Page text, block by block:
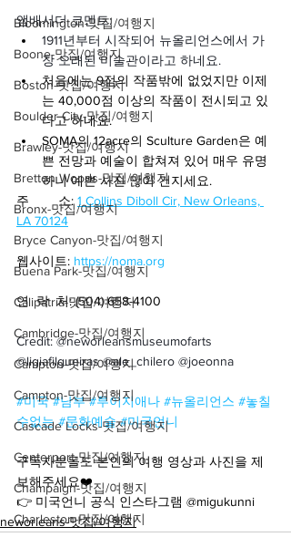
Bloomington-맛집/여행지
Boone-맛집/여행지
Boston-맛집/여행지
Boulder City-맛집/여행지
Brawley-맛집/여행지
Bretton Woods-맛집/여행지
Bronx-맛집/여행지
Bryce Canyon-맛집/여행지
Buena Park-맛집/여행지
Calipatria-맛집/여행지
Cambridge-맛집/여행지
Campton-맛집/여행지
Campton-맛집/여행지
Cascade Locks-맛집/여행지
Centerport-맛집/여행지
Champaign-맛집/여행지
Charleston-맛집/여행지
앰배서더 코멘트:
1911년부터 시작되어 뉴올리언스에서 가
장 오래된 미술관이라고 하네요.
처음에는 9점의 작품밖에 없었지만 이제
는 40,000점 이상의 작품이 전시되고 있
다고 하네요.
SOMA의 12acre의 Sculture Garden은 예
쁜 전망과 예술이 합쳐져 있어 매우 유명
하니 예쁜 사진 많이 건지세요.
주        소: 1 Collins Diboll Cir, New Orleans,
LA 70124
웹사이트: https://noma.org
연  락  처: (504) 658-4100
Credit: @neworleansmuseumofarts
@ligiafilgueiras @ale_chilero @joeonna
#미국 #남부 #루이지애나 #뉴올리언스 #놓칠
수없는 #문화예술 #미국언니
구독자분들도 본인의 여행 영상과 사진을 제
보해주세요❤️
👉 미국언니 공식 인스타그램 @migukunni
neworleans-맛집/여행지